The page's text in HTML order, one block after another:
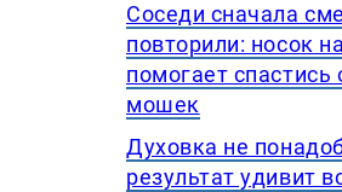
Соседи сначала
повторили: носок
помогает спастись
мошек
Духовка не
результат удивит